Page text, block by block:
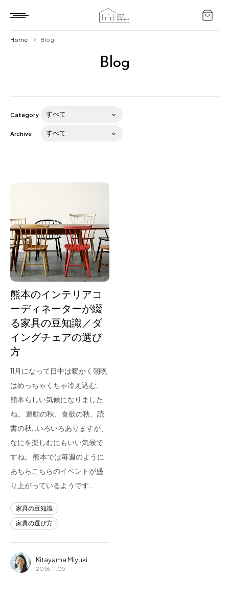
About us
for Business
Recruit
Contact
フラッグシップストア
熊本店
Arv
Blog
Home Blog
Category
Archive
熊本のインテリアコ
ーディネーターが綴
る家具の豆知識／ダ
イングチェアの選び
方
11月になって日中は暖かく朝晩
はめっちゃくちゃ冷え込む、
熊本らしい気候になりました
ね。 運動の秋、食欲の秋、読
書の秋…いろいろありますが、
なにを楽しむにもいい気候で
すね。 熊本では毎週のように
あちらこちらのイベントが盛
り上がっているようです…
家具の豆知識
家具の選び方
Kitayama Miyuki
2016.11.05